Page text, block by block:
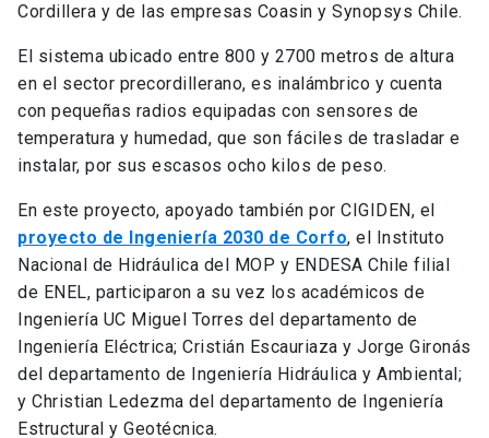
Cordillera y de las empresas Coasin y Synopsys Chile.
El sistema ubicado entre 800 y 2700 metros de altura
en el sector precordillerano, es inalámbrico y cuenta
con pequeñas radios equipadas con sensores de
temperatura y humedad, que son fáciles de trasladar e
instalar, por sus escasos ocho kilos de peso.
En este proyecto, apoyado también por CIGIDEN, el
proyecto de Ingeniería 2030 de Corfo, el Instituto
Nacional de Hidráulica del MOP y ENDESA Chile filial
de ENEL, participaron a su vez los académicos de
Ingeniería UC Miguel Torres del departamento de
Ingeniería Eléctrica; Cristián Escauriaza y Jorge Gironás
del departamento de Ingeniería Hidráulica y Ambiental;
y Christian Ledezma del departamento de Ingeniería
Estructural y Geotécnica.